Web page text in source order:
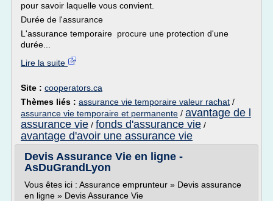
pour savoir laquelle vous convient.
Durée de l'assurance
L'assurance temporaire procure une protection d'une
durée...
Lire la suite
Site : cooperators.ca
Thèmes liés : assurance vie temporaire valeur rachat /
assurance vie temporaire et permanente / avantage de l
assurance vie / fonds d'assurance vie /
avantage d'avoir une assurance vie
Devis Assurance Vie en ligne -
AsDuGrandLyon
Vous êtes ici : Assurance emprunteur » Devis assurance
en ligne » Devis Assurance Vie